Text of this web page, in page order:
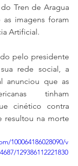
Tren de Aragua
imagens foram
Artificial.
pelo presidente
rede social, a
anunciou que as
tinham
cinético contra
resultou na morte
100064186028090/v
129386112221830